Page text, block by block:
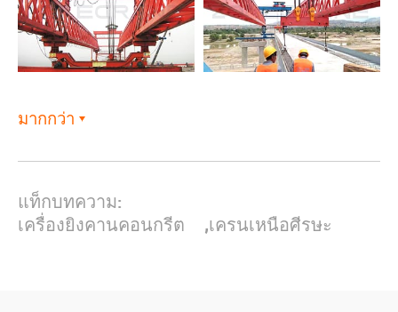
มากกว่า
แท็กบทความ:
เครื่องยิงคานคอนกรีต
,เครนเหนือศีรษะ